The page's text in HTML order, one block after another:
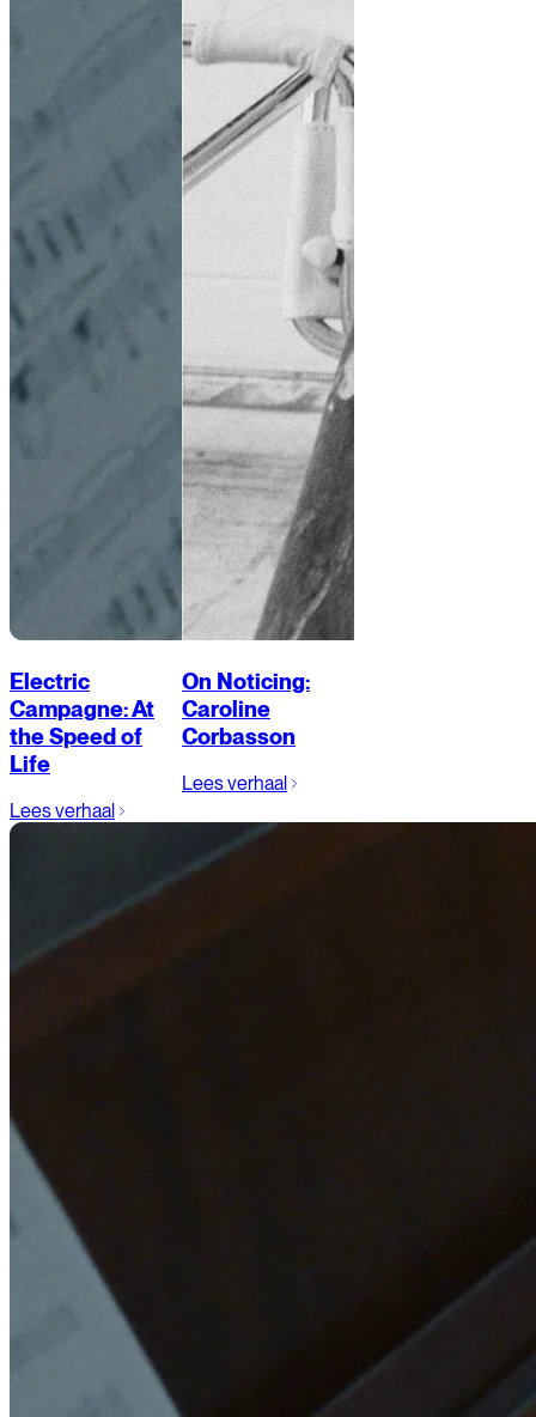
Electric
Campagne: At
the Speed of
Life
Lees verhaal
On Noticing:
Caroline
Corbasson
Lees verhaal